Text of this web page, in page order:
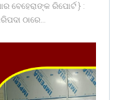
ରିପୋର୍ଟ } :
ଠାରେ…